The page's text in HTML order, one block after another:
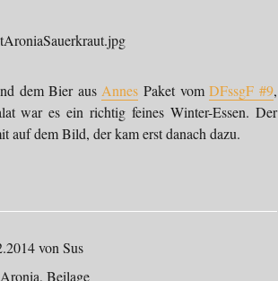
dem Bier aus Annes Paket vomDFssgF #9,
war es ein richtig feines Winter-Essen. Der
auf dem Bild, der kam erst danach dazu.
von Sus
Beilage